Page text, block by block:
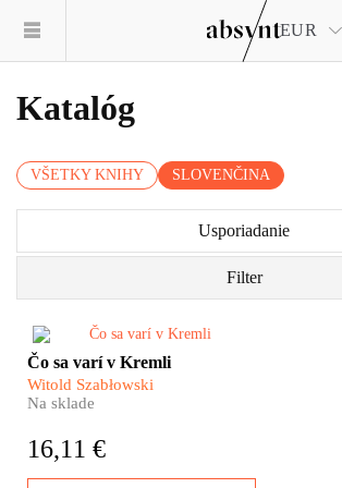
EUR
Katalóg
VŠETKY KNIHY SLOVENČINA
Usporiadanie
Filter
​Prečo s posledným ruským
aj jeho kuchára? Čo sa varilo
prvým likvidátorom
dal Gagarinovi pred odletom do
Čo sa varí v Kremli
Witold Szabłowski
Na sklade
16,11 €